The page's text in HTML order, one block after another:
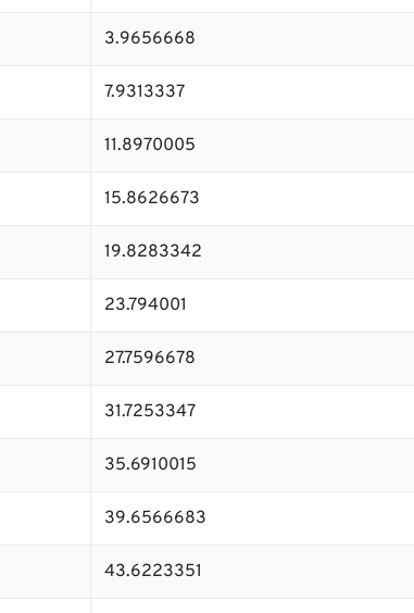
3.9656668
7.9313337
11.8970005
15.8626673
19.8283342
23.794001
27.7596678
31.7253347
35.6910015
39.6566683
43.6223351